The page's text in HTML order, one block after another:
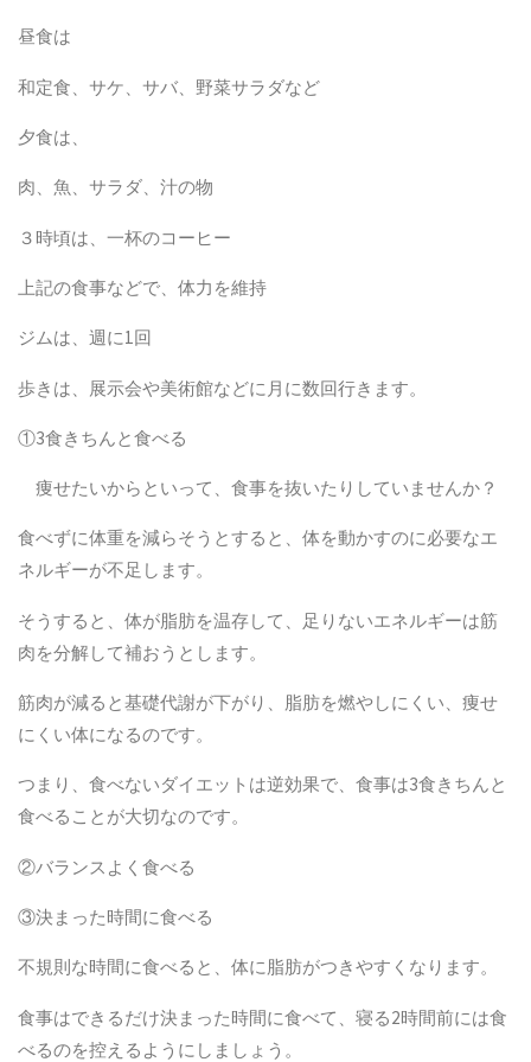
昼食は
和定食、サケ、サバ、野菜サラダなど
夕食は、
肉、魚、サラダ、汁の物
３時頃は、一杯のコーヒー
上記の食事などで、体力を維持
ジムは、週に1回
歩きは、展示会や美術館などに月に数回行きます。
①3食きちんと食べる
痩せたいからといって、食事を抜いたりしていませんか？
食べずに体重を減らそうとすると、体を動かすのに必要なエ
ネルギーが不足します。
そうすると、体が脂肪を温存して、足りないエネルギーは筋
肉を分解して補おうとします。
筋肉が減ると基礎代謝が下がり、脂肪を燃やしにくい、痩せ
にくい体になるのです。
つまり、食べないダイエットは逆効果で、食事は3食きちんと
食べることが大切なのです。
②バランスよく食べる
③決まった時間に食べる
不規則な時間に食べると、体に脂肪がつきやすくなります。
食事はできるだけ決まった時間に食べて、寝る2時間前には食
べるのを控えるようにしましょう。